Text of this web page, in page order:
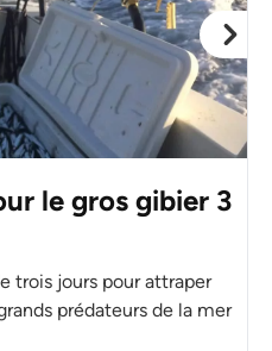
le gros gibier 3
trois jours pour attraper
prédateurs de la mer